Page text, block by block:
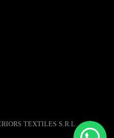
TEXTILES S.R.L.